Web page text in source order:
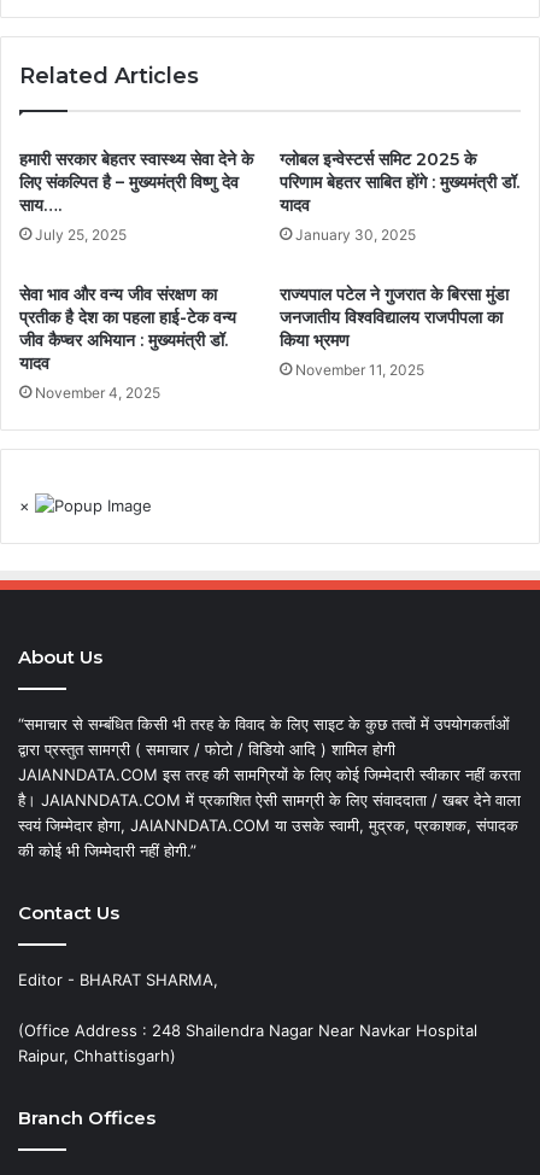
Related Articles
हमारी सरकार बेहतर स्वास्थ्य सेवा देने के
लिए संकल्पित है – मुख्यमंत्री विष्णु देव
साय….
July 25, 2025
ग्लोबल इन्वेस्टर्स समिट 2025 के
परिणाम बेहतर साबित होंगे : मुख्यमंत्री डॉ.
यादव
January 30, 2025
सेवा भाव और वन्य जीव संरक्षण का
प्रतीक है देश का पहला हाई-टेक वन्य
जीव कैप्चर अभियान : मुख्यमंत्री डॉ.
यादव
November 4, 2025
राज्यपाल पटेल ने गुजरात के बिरसा मुंडा
जनजातीय विश्वविद्यालय राजपीपला का
किया भ्रमण
November 11, 2025
×
About Us
“समाचार से सम्बंधित किसी भी तरह के विवाद के लिए साइट के कुछ तत्वों में उपयोगकर्ताओं
द्वारा प्रस्तुत सामग्री ( समाचार / फोटो / विडियो आदि ) शामिल होगी
JAIANNDATA.COM इस तरह की सामग्रियों के लिए कोई जिम्मेदारी स्वीकार नहीं करता
है। JAIANNDATA.COM में प्रकाशित ऐसी सामग्री के लिए संवाददाता / खबर देने वाला
स्वयं जिम्मेदार होगा, JAIANNDATA.COM या उसके स्वामी, मुद्रक, प्रकाशक, संपादक
की कोई भी जिम्मेदारी नहीं होगी.”
Contact Us
Editor - BHARAT SHARMA,
(Office Address : 248 Shailendra Nagar Near Navkar Hospital
Raipur, Chhattisgarh)
Branch Offices